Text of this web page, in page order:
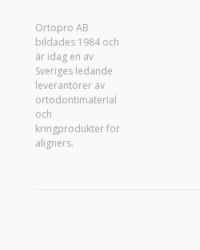
Ortopro AB
bildades 1984 och
är idag en av
Sveriges ledande
leverantörer av
ortodontimaterial
och
kringprodukter för
aligners.